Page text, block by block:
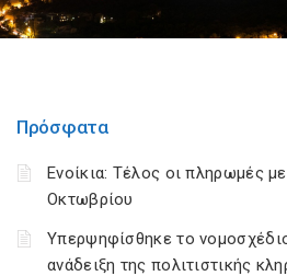
Πρόσφατα
Ενοίκια: Τέλος οι πληρωμές
Οκτωβρίου
Υπερψηφίσθηκε το νομοσχέδιο
ανάδειξη της πολιτιστικής